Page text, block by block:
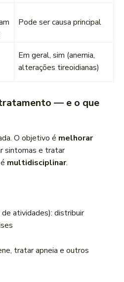
Pode ser causa principal
Em geral, sim (anemia,
alterações tireoidianas)
— e o que
O objetivo é melhorar
sintomas e tratar
multidisciplinar.
atividades): distribuir
tratar apneia e outros